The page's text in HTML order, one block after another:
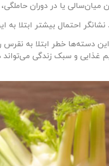
میان‌سالی یا در دوران
احتمال بیشتر ابتلا به
این دسته‌ها خطر ابتلا به
غذایی و سبک زندگی